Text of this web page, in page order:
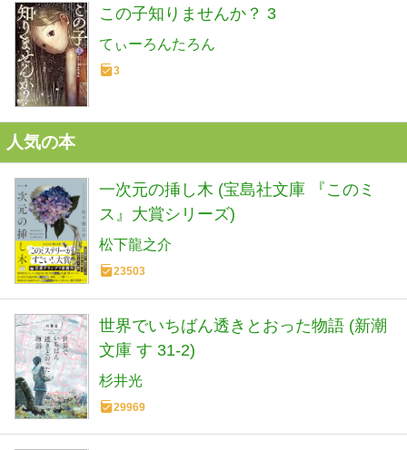
この子知りませんか？ 3
てぃーろんたろん
3
人気の本
一次元の挿し木 (宝島社文庫 『このミ
ス』大賞シリーズ)
松下龍之介
23503
世界でいちばん透きとおった物語 (新潮
文庫 す 31-2)
杉井光
29969